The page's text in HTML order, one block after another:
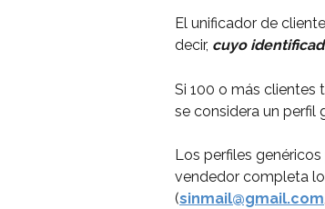
El unificador de
decir, cuyo
Si 100 o más clientes
se considera un perfil
Los perfiles
vendedor completa
(sinmail@gmail.com